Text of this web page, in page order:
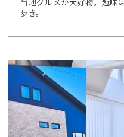
当地グルメが大好物。趣味
歩き。